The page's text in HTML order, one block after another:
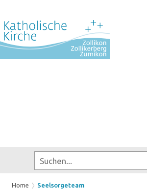
Home Seelsorgeteam